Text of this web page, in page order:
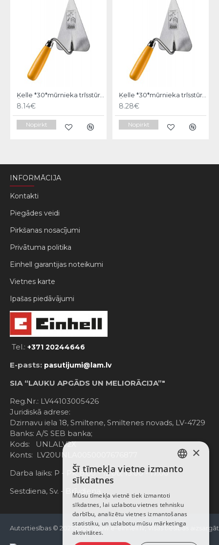
Ķelle *30*mūrnieka trīsstūra 18cm, Hardy
8.14€
Nopirkt
Ķelle *30*mūrnieka trīsstūra 20cm, Hardy
8.28€
Nopirkt
INFORMĀCIJA
Kontakti
Piegādes veidi
Pirkšanas nosacījumi
Privātuma politika
Einhell garantijas noteikumi
Vietnes karte
Ipašas piedāvājumi
Tel.: +371 20244646
E-pasts: pasutijumi@lam.lv
SIA “LAUKU APGĀDS UN MELIORĀCIJA”"
Reg.Nr.: LV44103005426
Juridiskā adrese:
Dzirnavu iela 18, Smiltene, Smiltenes novads, LV-4729
Banks: A/S SEB banka;
Kods: UNLALV2X
Konts: LV20UNLA0050007676877
Darba laiks: P - Pk. 8:00 - 12:00; 13:00 - 17:00
Sestdiena, Sv. - Brīvdiena
Autortiesības © 2021-2025, www.e-einhell.lv, Visas tiesības
LATVIAN
ENGLISH
×
Šī tīmekļa vietne izmanto
sīkdatnes
Mūsu tīmekļa vietnē tiek izmantoti
sīkdatnes, lai uzlabotu vietnes tehnisku
darbību, analizētu vietnes izmantošanas
statistiku, un uzlabotu mūsu mārketinga
aktivitātes.